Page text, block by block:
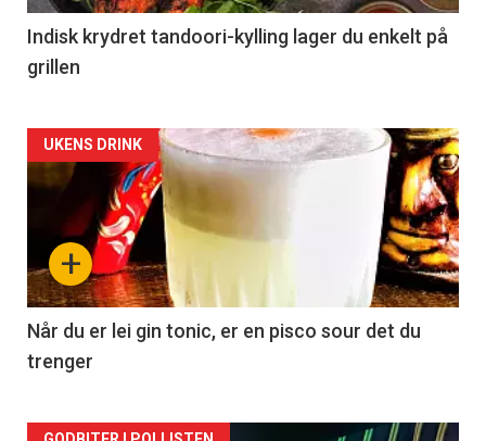
Indisk krydret tandoori-kylling lager du enkelt på
grillen
Forsiden
akkurat
nå
-
2
+
UKENS DRINK
Når du er lei gin tonic, er en pisco sour det du
trenger